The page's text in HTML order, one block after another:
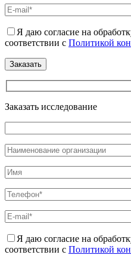
Я даю согласие на
соответствии с Политикой
Заказать исследование
Я даю согласие на
соответствии с Политикой